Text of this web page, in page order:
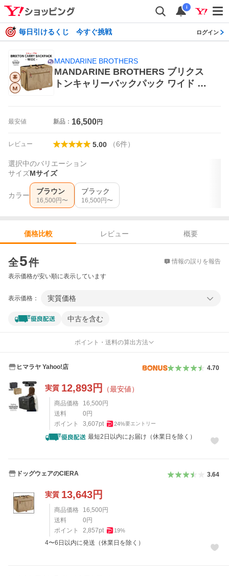
i
毎日引けるくじ 今すぐ挑戦 ログイン
MANDARINE BROTHERS
MANDARINE BROTHERS ブリクス
トンキャリーバックパック ワイド M
最安値 新品： 16,500円
レビュー 5.00 （6件）
選択中のバリエーション
サイズMサイズ
カラー ブラウン
16,500 円〜
ブラック
16,500 円〜
価格比較 レビュー
概要
全5件 情報の誤りを報告
表示価格が安い順に表示しています
表示価格： 実質価格
中古を含む
ポイント・送料の算出方法
ヒマラヤ Yahoo!店 4.70
実質 12,893円 （最安値）
商品価格 16,500 円
送料
0 円
ポイント
3,607pt 24%要エントリー
最短2日以内にお届け（休業日を除く）
ドッグウェアのCIERA 3.64
実質 13,643円
商品価格 16,500 円
送料
0 円
ポイント
2,857pt 19%
4〜6日以内に発送（休業日を除く）